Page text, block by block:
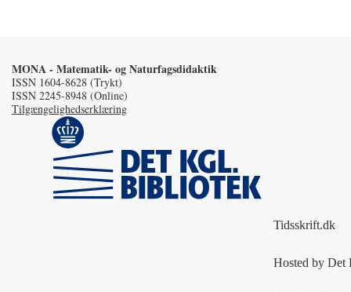
MONA - Matematik- og Naturfagsdidaktik
ISSN 1604-8628 (Trykt)
ISSN 2245-8948 (Online)
Tilgængelighedserklæring